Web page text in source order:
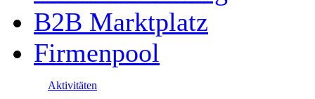
B2B Marktplatz
Firmenpool
Aktivitäten